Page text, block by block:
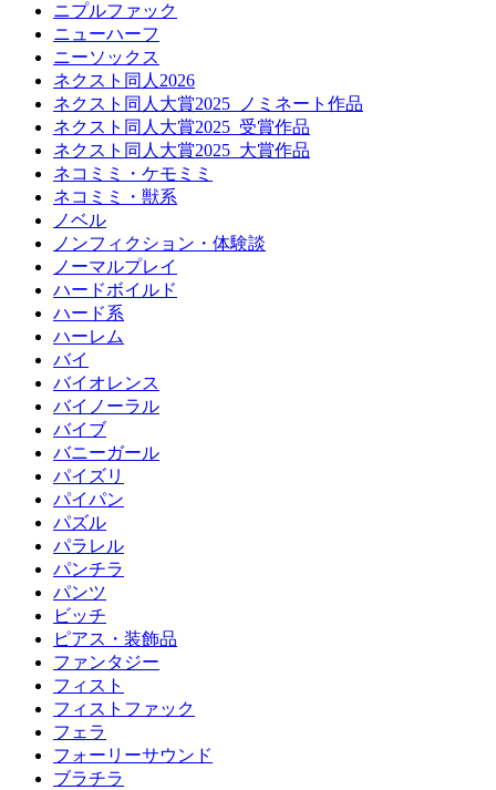
ニプルファック
ニューハーフ
ニーソックス
ネクスト同人2026
ネクスト同人大賞2025_ノミネート作品
ネクスト同人大賞2025_受賞作品
ネクスト同人大賞2025_大賞作品
ネコミミ・ケモミミ
ネコミミ・獣系
ノベル
ノンフィクション・体験談
ノーマルプレイ
ハードボイルド
ハード系
ハーレム
バイ
バイオレンス
バイノーラル
バイブ
バニーガール
パイズリ
パイパン
パズル
パラレル
パンチラ
パンツ
ビッチ
ピアス・装飾品
ファンタジー
フィスト
フィストファック
フェラ
フォーリーサウンド
ブラチラ